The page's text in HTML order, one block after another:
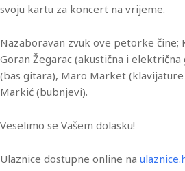
svoju kartu za koncert na vrijeme.
Nazaboravan zvuk ove petorke čine;
Goran Žegarac (akustična i
(bas gitara), Maro Market
Markić (bubnjevi).
Veselimo se Vašem dolasku!
Ulaznice dostupne online na